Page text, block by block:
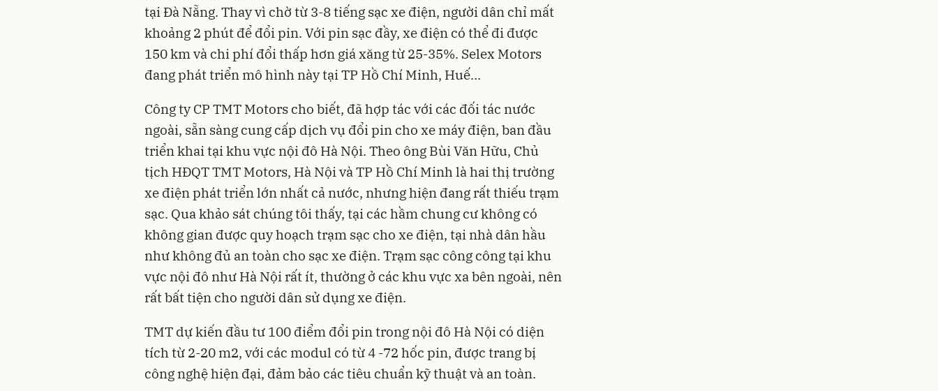
tại Đà Nẵng. Thay vì chờ từ 3-8 tiếng sạc xe điện, người dân chỉ mất
khoảng 2 phút để đổi pin. Với pin sạc đầy, xe điện có thể đi được
150 km và chi phí đổi thấp hơn giá xăng từ 25-35%. Selex Motors
đang phát triển mô hình này tại TP Hồ Chí Minh, Huế…
Công ty CP TMT Motors cho biết, đã hợp tác với các đối tác nước
ngoài, sẵn sàng cung cấp dịch vụ đổi pin cho xe máy điện, ban đầu
triển khai tại khu vực nội đô Hà Nội. Theo ông Bùi Văn Hữu, Chủ
tịch HĐQT TMT Motors, Hà Nội và TP Hồ Chí Minh là hai thị trường
xe điện phát triển lớn nhất cả nước, nhưng hiện đang rất thiếu trạm
sạc. Qua khảo sát chúng tôi thấy, tại các hầm chung cư không có
không gian được quy hoạch trạm sạc cho xe điện, tại nhà dân hầu
như không đủ an toàn cho sạc xe điện. Trạm sạc công công tại khu
vực nội đô như Hà Nội rất ít, thường ở các khu vực xa bên ngoài, nên
rất bất tiện cho người dân sử dụng xe điện.
TMT dự kiến đầu tư 100 điểm đổi pin trong nội đô Hà Nội có diện
tích từ 2-20 m2, với các modul có từ 4 -72 hốc pin, được trang bị
công nghệ hiện đại, đảm bảo các tiêu chuẩn kỹ thuật và an toàn.